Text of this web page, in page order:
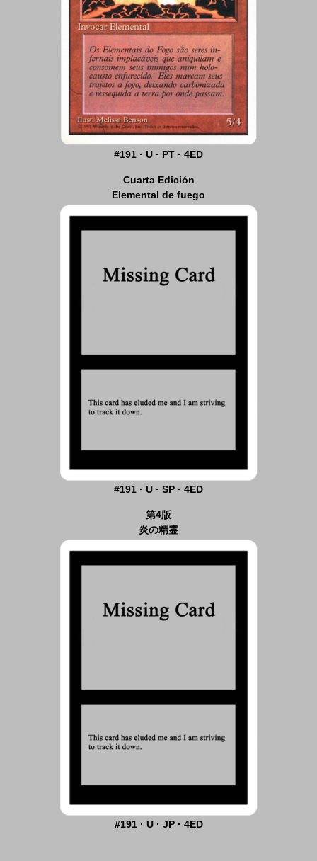
#191 · U · PT · 4ED
Cuarta Edición
Elemental de fuego
#191 · U · SP · 4ED
第4版
炎の精霊
#191 · U · JP · 4ED